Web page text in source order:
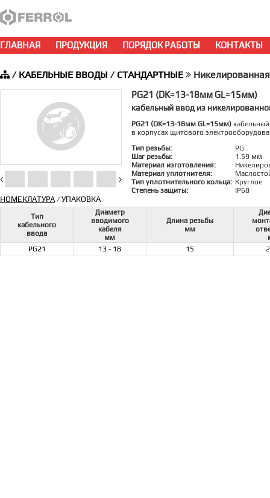
ГЛАВНАЯ ПРОДУКЦИЯ ПОРЯДОК РАБОТЫ КОНТАКТЫ
/ КАБЕЛЬНЫЕ ВВОДЫ / СТАНДАРТНЫЕ
PG21 (DK=13-18мм GL=15мм)
кабельный ввод из
PG21 (DK=13-18мм GL=15мм)
в корпусах щитового
Тип резьбы:
PG
Шаг резьбы:
1.59 мм
Материал изготовления:
Материал уплотнителя:
Тип уплотнительного кольца: Круглое
Степень защиты:
IP68
НОМЕКЛАТУРА/ УПАКОВКА
Тип
кабельного
ввода
Диаметр
вводимого
кабеля
мм
Длина резьбы
мм
PG21
13 - 18 15